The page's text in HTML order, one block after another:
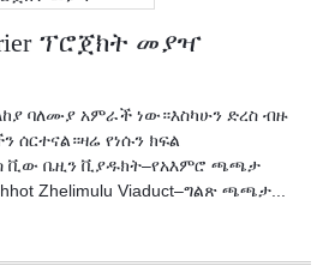
ፕሮጀክት መያዣ
ባለሙያ አምራች ነው።እስካሁን ድረስ ብዙ
ሰርተናል።ዛሬ የነሱን ክፍል
ቪው ቤዚን ቪያዱክት–የአእምሮ ጫጫታ
Zhelimulu Viaduct–ግልጽ ጫጫታ...